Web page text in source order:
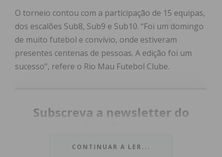
O torneio contou com a participação de 15 equipas,
dos escalões Sub8, Sub9 e Sub10. “Foi um domingo
de muito futebol e convívio, onde estiveram
presentes centenas de pessoas. A edição foi um
sucesso”, refere o Rio Mau Futebol Clube.
Subscreva a newsletter do
CONTINUAR A LER...